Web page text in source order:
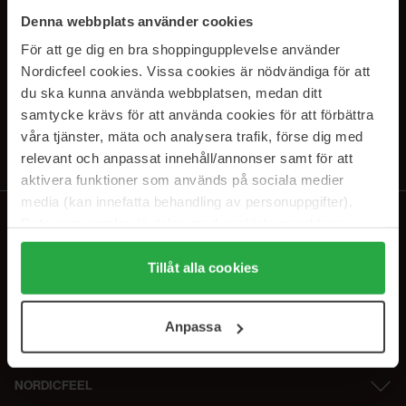
Denna webbplats använder cookies
För att ge dig en bra shoppingupplevelse använder
Nordicfeel cookies. Vissa cookies är nödvändiga för att
du ska kunna använda webbplatsen, medan ditt
samtycke krävs för att använda cookies för att förbättra
våra tjänster, mäta och analysera trafik, förse dig med
relevant och anpassat innehåll/annonser samt för att
aktivera funktioner som används på sociala medier
media (kan innefatta behandling av personuppgifter).
Genom att trycka på "Tillåt alla cookies" accepterar du
alla cookies, medan du under "Detaljer" kan anpassa
användningen av cookies. Du kan när som helst återkalla
samt vår Integritetspolicy.
Tillåt alla cookies
Anpassa
SUBSCRIBE TO OUR
NEWSLETTER
Ved å abonnere godtar du vårpersonvernerklæring. Du kan melde deg
av når som helst.
NORDICFEEL